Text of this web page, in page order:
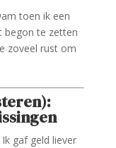
toen ik een
begon te zetten
zoveel rust om
gaf geld liever